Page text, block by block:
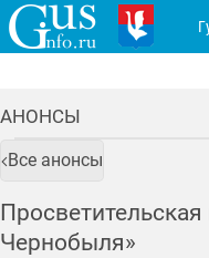
АНОНСЫ
Все анонсы
Чернобыля»